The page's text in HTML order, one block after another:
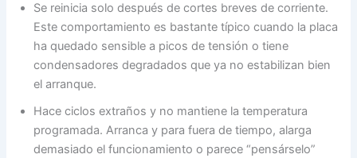
Se reinicia solo después de cortes breves de corriente.
Este comportamiento es bastante típico cuando la placa
ha quedado sensible a picos de tensión o tiene
condensadores degradados que ya no estabilizan bien
el arranque.
Hace ciclos extraños y no mantiene la temperatura
programada. Arranca y para fuera de tiempo, alarga
demasiado el funcionamiento o parece “pensárselo”